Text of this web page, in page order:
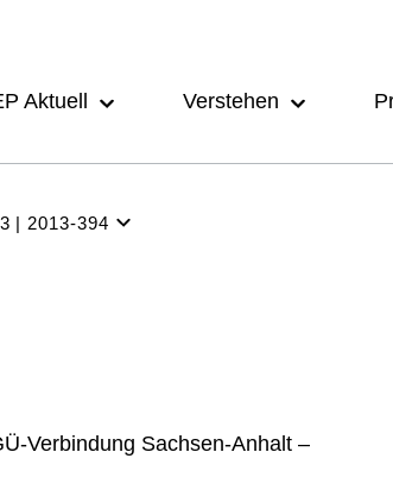
Aktuell
Verstehen
2013-394
Archiv
Verbindung Sachsen-Anhalt –